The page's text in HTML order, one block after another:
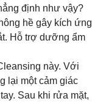
định như vậy?
hề gây kích ứng
Hỗ trợ dưỡng ẩm
này. Với
lại một cảm giác
Sau khi rửa mặt,